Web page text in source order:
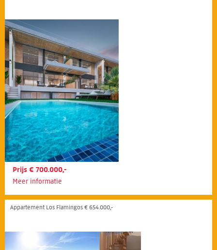
Prijs € 700.000,-
Meer informatie
Appartement Los Flamingos € 654.000,-